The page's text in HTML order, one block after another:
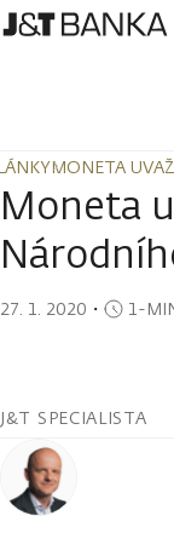
MONETA
MONETA
Moneta
27. 1. 2020 ・ 1-
J&T SPECIALISTA